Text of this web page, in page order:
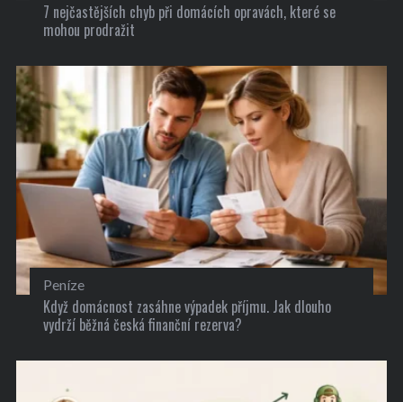
7 nejčastějších chyb při domácích opravách, které se
mohou prodražit
Peníze
Když domácnost zasáhne výpadek příjmu. Jak dlouho
vydrží běžná česká finanční rezerva?